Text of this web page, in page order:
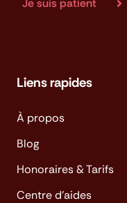
Liens rapides
À propos
Blog
Honoraires & Tarifs
Centre d'aides